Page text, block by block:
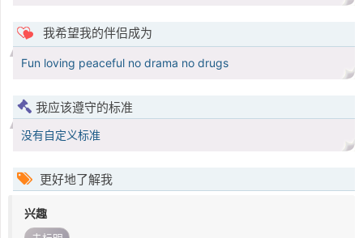
我希望我的伴侣成为
Fun loving peaceful no drama no drugs
我应该遵守的标准
没有自定义标准
更好地了解我
兴趣